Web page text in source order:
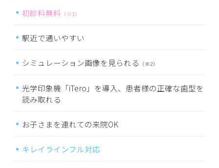
初診料無料 （※1）
駅近で通いやすい
シミュレーション画像を見られる （※2）
光学印象機「iTero」を導入、患者様の正確な歯型を
読み取れる
お子さまを連れての来院OK
キレイラインフル対応